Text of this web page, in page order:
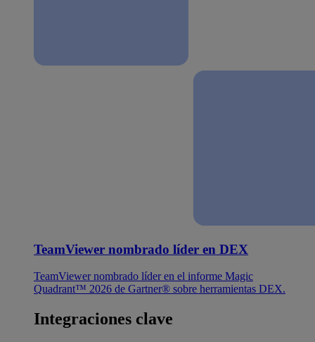
TeamViewer nombrado líder en DEX
TeamViewer nombrado líder en el informe Magic
Quadrant™ 2026 de Gartner® sobre herramientas DEX.
Integraciones clave